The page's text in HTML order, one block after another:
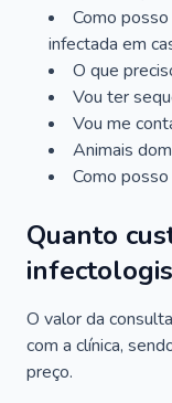
Como
infectada em
O que
Vou ter
Vou me
Animais
Como
Quanto
O valor da
com a clínica,
preço.